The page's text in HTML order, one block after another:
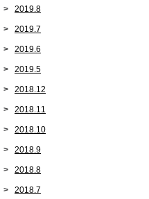
2019.8
2019.7
2019.6
2019.5
2018.12
2018.11
2018.10
2018.9
2018.8
2018.7